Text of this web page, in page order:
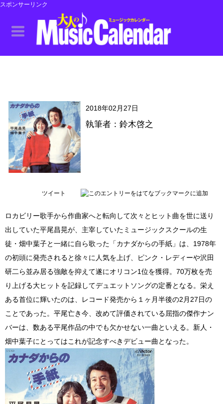
スポンサーリンク
2018年02月27日
執筆者：鈴木啓之
ツイート
ロカビリー歌手から作曲家へと転向して次々とヒット曲を世に送り
出していた平尾昌晃が、主宰していたミュージックスクールの生
徒・畑中葉子と一緒に自ら歌った「カナダからの手紙」は、1978年
の初頭に発売されると徐々に人気を上げ、ピンク・レディーや沢田
研二ら並み居る強敵を抑えて遂にオリコン1位を獲得。70万枚を売
り上げる大ヒットを記録してデュエットソングの定番となる。栄え
ある首位に輝いたのは、レコード発売から１ヶ月半後の2月27日の
ことであった。平尾亡き今、改めて評価されている屈指の傑作ナン
バーは、数ある平尾作品の中でも欠かせない一曲といえる。新人・
畑中葉子にとってはこれが記念すべきデビュー曲となった。